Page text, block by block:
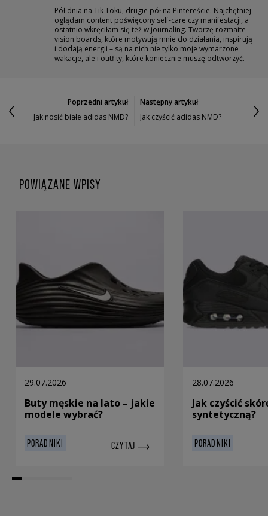
Pół dnia na Tik Toku, drugie pół na Pintereście. Najchętniej
oglądam content poświęcony self-care czy manifestacji, a
ostatnio wkręciłam się też w journaling. Tworzę rozmaite
vision boards, które motywują mnie do działania, inspirują
i dodają energii – są na nich nie tylko moje wymarzone
wakacje, ale i outfity, które koniecznie muszę odtworzyć.
Poprzedni artykuł
Jak nosić białe adidas NMD?
Następny artykuł
Jak czyścić adidas NMD?
POWIĄZANE WPISY
29.07.2026
Buty męskie na lato – jakie
modele wybrać?
PORADNIKI CZYTAJ
28.07.2026
Jak czyścić
syntetyczną?
PORADNIKI